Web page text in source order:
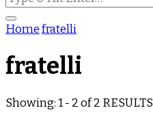
for
Something?
Homefratelli
fratelli
Showing: 1 - 2 of 2 RESULTS